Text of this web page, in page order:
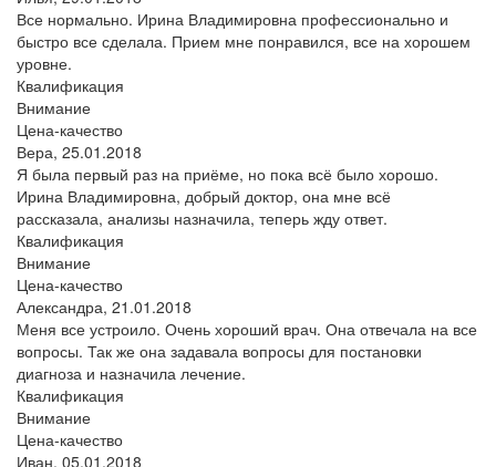
Все нормально. Ирина Владимировна профессионально и
быстро все сделала. Прием мне понравился, все на хорошем
уровне.
Квалификация
Внимание
Цена-качество
Вера, 25.01.2018
Я была первый раз на приёме, но пока всё было хорошо.
Ирина Владимировна, добрый доктор, она мне всё
рассказала, анализы назначила, теперь жду ответ.
Квалификация
Внимание
Цена-качество
Александра, 21.01.2018
Меня все устроило. Очень хороший врач. Она отвечала на все
вопросы. Так же она задавала вопросы для постановки
диагноза и назначила лечение.
Квалификация
Внимание
Цена-качество
Иван, 05.01.2018